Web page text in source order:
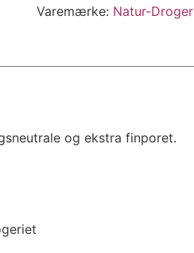
Varemærke: Natur-
og ekstra finporet.